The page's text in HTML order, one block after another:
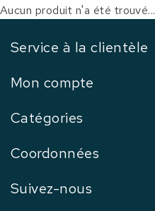
Aucun produit n'a été trouvé...
Service à la clientèle
Mon compte
Catégories
Coordonnées
Suivez-nous